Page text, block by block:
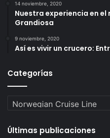
14 noviembre, 2020
Nuestra experiencia en el
Grandiosa
9 noviembre, 2020
Así es vivir un crucero:
Categorías
Categorías
Últimas publicaciones